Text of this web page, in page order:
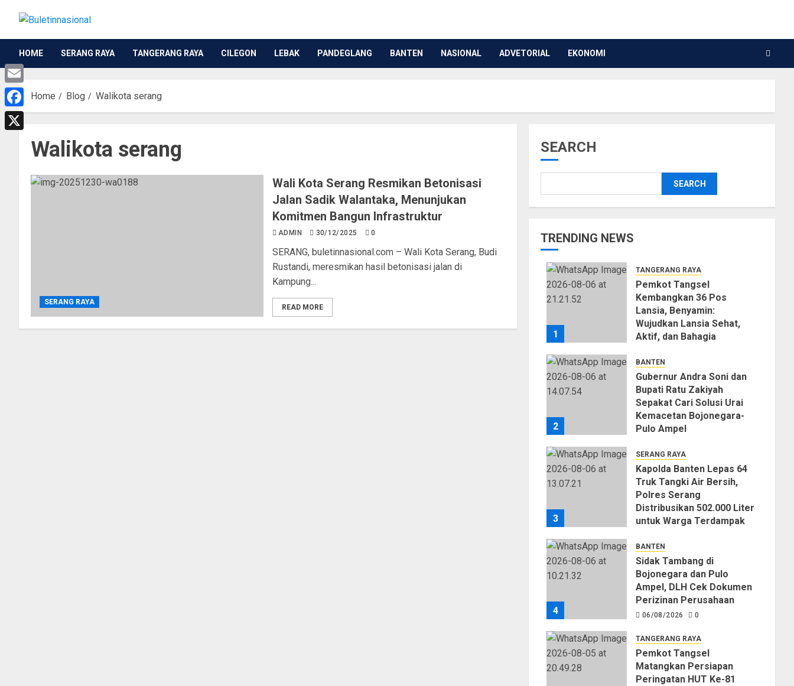
HOME SERANG RAYA TANGERANG RAYA CILEGON LEBAK PANDEGLANG BANTEN NASIONAL ADVETORIAL EKONOMI
Home Blog Walikota serang
Walikota serang
SERANG RAYA
Wali Kota Serang Resmikan Betonisasi
Jalan Sadik Walantaka, Menunjukan
Komitmen Bangun Infrastruktur
ADMIN 30/12/2025 0
SERANG, buletinnasional.com – Wali Kota Serang, Budi
Rustandi, meresmikan hasil betonisasi jalan di
Kampung...
READ MORE
SEARCH
SEARCH
TRENDING NEWS
1
TANGERANG RAYA
Pemkot Tangsel
Kembangkan 36 Pos
Lansia, Benyamin:
Wujudkan Lansia Sehat,
Aktif, dan Bahagia
2
BANTEN
Gubernur Andra Soni dan
Bupati Ratu Zakiyah
Sepakat Cari Solusi Urai
Kemacetan Bojonegara-
Pulo Ampel
3
SERANG RAYA
Kapolda Banten Lepas 64
Truk Tangki Air Bersih,
Polres Serang
Distribusikan 502.000 Liter
untuk Warga Terdampak
06/08/2026
4
BANTEN
Sidak Tambang di
Bojonegara dan Pulo
Ampel, DLH Cek Dokumen
Perizinan Perusahaan
06/08/2026 0
TANGERANG RAYA
Pemkot Tangsel
Matangkan Persiapan
Peringatan HUT Ke-81
Email
Facebook